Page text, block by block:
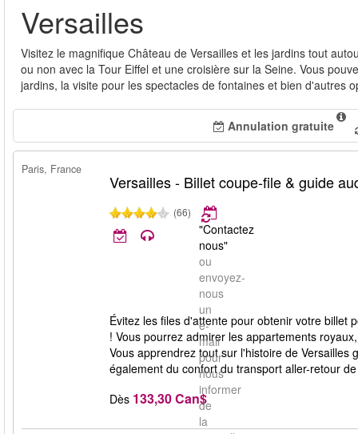
Versailles
Visitez le magnifique Château de Versailles et les jardins tout
ou non avec la Tour Eiffel et une croisière sur la Seine. Vous
jardins, la visite pour les spectacles de fontaines et bien d'autres
Annulation gratuite
Paris, France
Versailles - Billet coupe-file & guide
(66)
"Contactez
nous"
ou
envoyez-
nous
un
e-
mail
pour
nous
informer
de
la
Évitez les files d'attente pour obtenir votre billet
! Vous pourrez admirer les appartements
Vous apprendrez tout sur l'histoire de
également du confort du transport aller-retour
Dès 133,30 Can$